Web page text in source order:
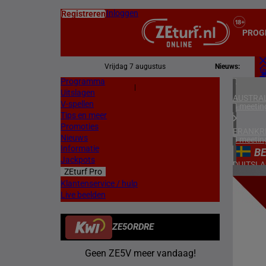
RegistrerenInloggen
Vrijdag 7 augustus Nieuws:
Programma
Uitslagen
V-spellen
Tips en meer
Promoties
Nieuws
Informatie
Jackpots
ZEturf Pro
Klantenservice / hulp
Live beelden
ZE5ORDRE
Geen ZE5V meer vandaag!
4
5
ZWEDEN
3
5
17/04/